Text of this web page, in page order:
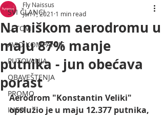
SVI ČLANCI
LETOVI
AVIO KOMPANIJE
PUTOVANJA
OBAVEŠTENJA
PROMO
INFO
Na niškom aerodromu u
maju 87% manje
putnika - jun obećava
porast
Fly Naissus
Jun 7, 2021 1 min read
Aerodrom "Konstantin Veliki"
opslužio je u maju 12.377 putnika,